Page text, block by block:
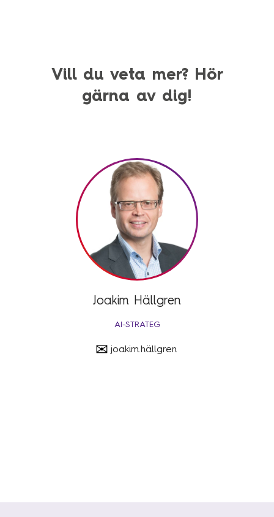
Vill du veta mer? Hör
gärna av dig!
Joakim Hällgren
AI-STRATEG
✉ joakim.hällgren